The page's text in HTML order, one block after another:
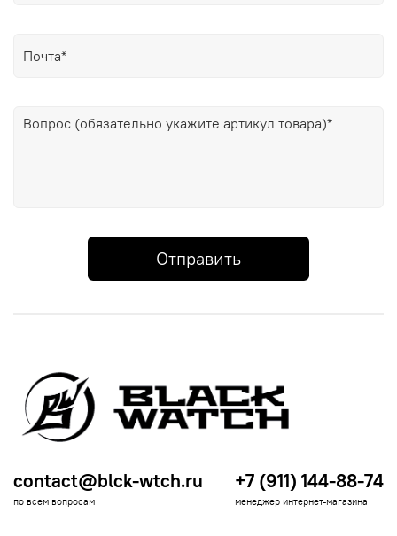
Отправить
contact@blck-wtch.ru
по всем вопросам
+7 (911) 144-88-74
менеджер интернет-магазина